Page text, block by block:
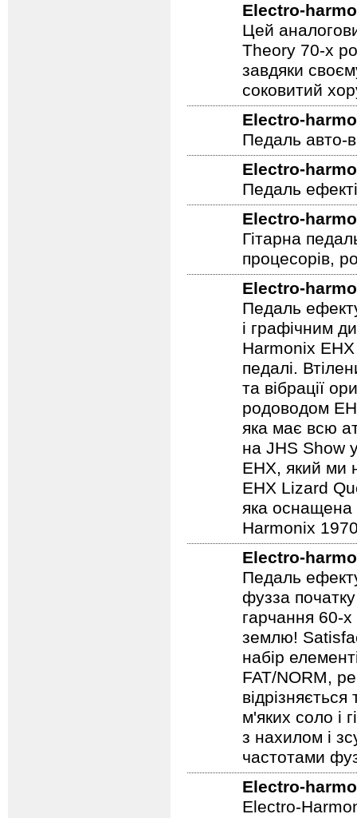
Electro-
Цей
Theory 70-х
завдяки
соковитий
Electro-
Педаль авто-
Electro-
Педаль
Electro-
Гітарна
процесорів,
Electro-
Педаль
і графічним
Harmonix
педалі.
та вібрації
родоводом
яка має всю
на JHS Show
EHX, який ми
EHX Lizard
яка оснащена
Harmonix
Electro-
Педаль
фузза
гарчання 60-
землю!
набір
FAT/NORM,
м'яких соло і
з нахилом і
частотами
Electro-
Electro-